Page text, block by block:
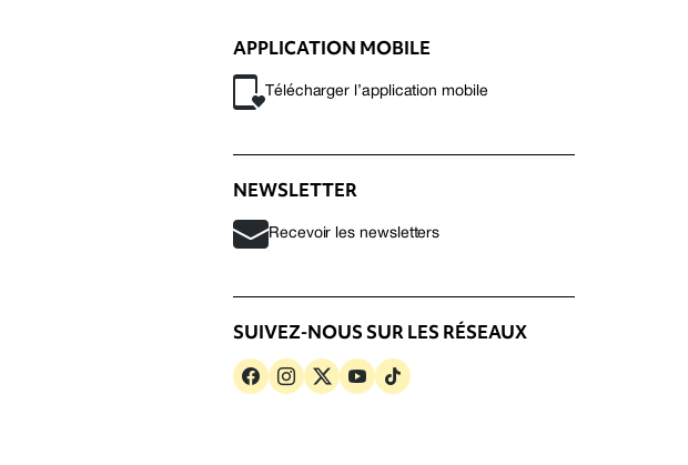
APPLICATION MOBILE
Télécharger l’application mobile
NEWSLETTER
Recevoir les newsletters
SUIVEZ-NOUS SUR LES RÉSEAUX